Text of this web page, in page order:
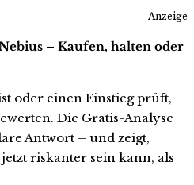
Anzeige
– Kaufen, halten oder
oder einen Einstieg prüft,
Die Gratis-Analyse
Antwort – und zeigt,
riskanter sein kann, als